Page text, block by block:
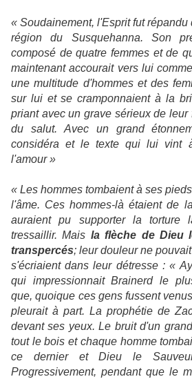
« Soudainement, l'Esprit fut
région du Susquehanna. Son
composé de quatre femmes et de
maintenant accourait vers lui
une multitude d'hommes et des
sur lui et se cramponnaient à la
priant avec un grave sérieux de
du salut. Avec un grand
considéra et le texte qui lui vint
l'amour »
« Les hommes tombaient à ses
l'âme. Ces hommes-là étaient de
auraient pu supporter la torture
tressaillir. Mais la flèche de Dieu
transpercés; leur douleur ne
s'écriaient dans leur détresse : «
qui impressionnait Brainerd le
que, quoique ces gens fussent
pleurait à part. La prophétie de
devant ses yeux. Le bruit d'un
tout le bois et chaque homme
ce dernier et Dieu le
Progressivement, pendant que le